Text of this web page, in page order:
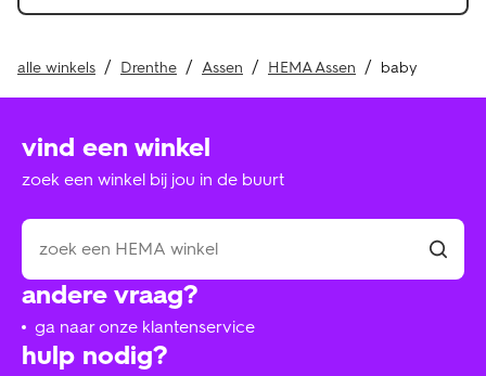
alle winkels Drenthe Assen HEMA Assen baby
hulp nodig?
andere vraag?
ga naar onze klantenservice
vind een winkel
zoek een winkel bij jou in de buurt